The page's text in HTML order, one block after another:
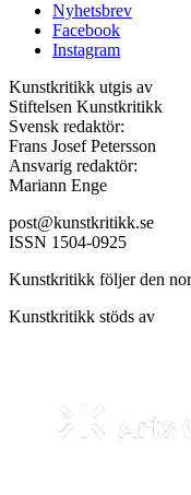
Nyhetsbrev
Facebook
Instagram
Kunstkritikk utgis av
Stiftelsen Kunstkritikk
Svensk redaktör:
Frans Josef Petersson
Ansvarig redaktör:
Mariann Enge
post@kunstkritikk.se
ISSN 1504-0925
Kunstkritikk följer den
Kunstkritikk stöds av